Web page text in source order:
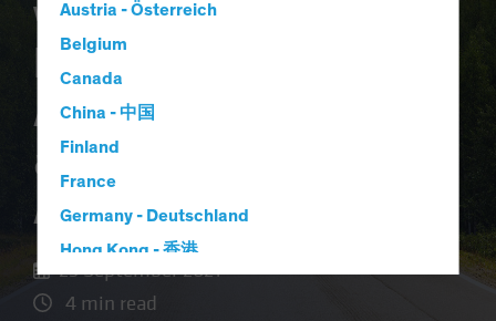
Austria - Österreich
Belgium
Canada
China - 中国
Finland
France
Germany - Deutschland
Hong Kong - 香港
Hungary
Volatilität Multi-Asset
Bei „Schwäche“
Aktien nachkaufen –
auch bei Multi-
Asset-Strategien?
23 September 2021
4 min read